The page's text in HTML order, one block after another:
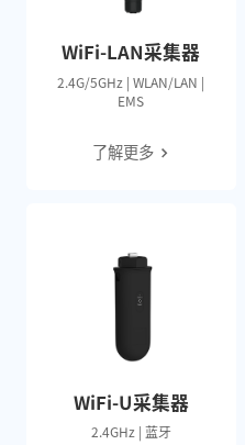
WiFi-LAN采集器
2.4G/5GHz | WLAN/LAN |
EMS
了解更多
WiFi-U采集器
2.4GHz | 蓝牙